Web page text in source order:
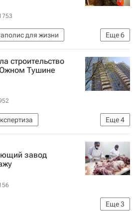
Еще6
для жизни
Москвы
ремонта Москвы
строительство
Тушине
Еще4
в Москве
Жилье
Москвезавод
Еще3